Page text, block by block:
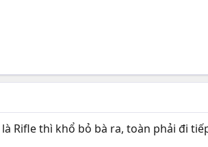
Rifle thì khổ bỏ bà ra, toàn phải đi